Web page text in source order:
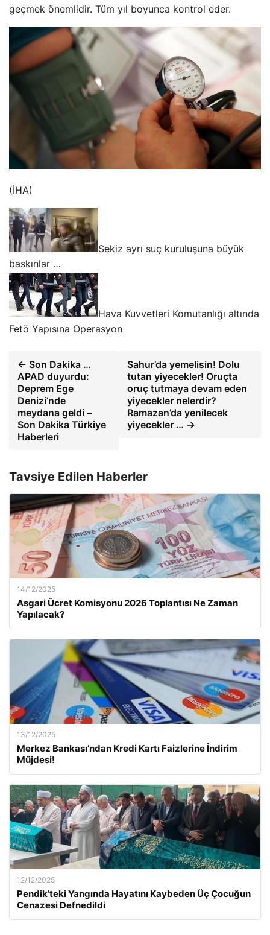
geçmek önemlidir. Tüm yıl boyunca kontrol eder.
(İHA)
Sekiz ayrı suç kuruluşuna büyük
baskınlar …
Hava Kuvvetleri Komutanlığı altında
Fetö Yapısına Operasyon
← Son Dakika …
APAD duyurdu:
Deprem Ege
Denizi’nde
meydana geldi –
Son Dakika Türkiye
Haberleri
Sahur’da yemelisin! Dolu
tutan yiyecekler! Oruçta
oruç tutmaya devam eden
yiyecekler nelerdir?
Ramazan’da yenilecek
yiyecekler … →
Tavsiye Edilen Haberler
14/12/2025
Asgari Ücret Komisyonu 2026 Toplantısı Ne Zaman
Yapılacak?
13/12/2025
Merkez Bankası’ndan Kredi Kartı Faizlerine İndirim
Müjdesi!
12/12/2025
Pendik’teki Yangında Hayatını Kaybeden Üç Çocuğun
Cenazesi Defnedildi